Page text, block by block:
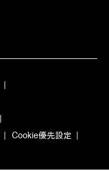
Cookie優先設定